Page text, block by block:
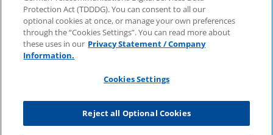
Protection Act (TDDDG). You can consent to all our
optional cookies at once, or manage your own preferences
through the “Cookies Settings”. You can read more about
these uses in our Privacy Statement / Company
Information.
Cookies Settings
Reject all Optional Cookies